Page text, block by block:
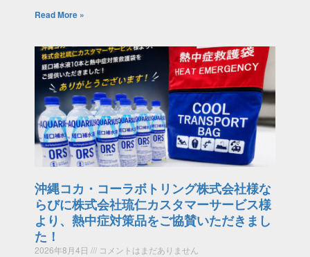
Read More »
沖縄コカ・コーラボトリング株式会社様な
らびに株式会社琉仁カスタマーサービス様
より、熱中症対策品をご協賛いただきまし
た！
2026年8月4日 コメントはまだありません